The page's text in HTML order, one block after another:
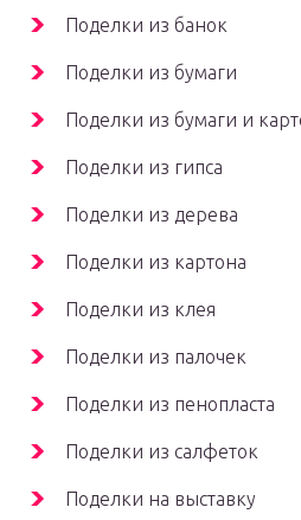
Поделки из банок
Поделки из бумаги
Поделки из бумаги и
Поделки из гипса
Поделки из дерева
Поделки из картона
Поделки из клея
Поделки из палочек
Поделки из пенопласта
Поделки из салфеток
Поделки на выставку